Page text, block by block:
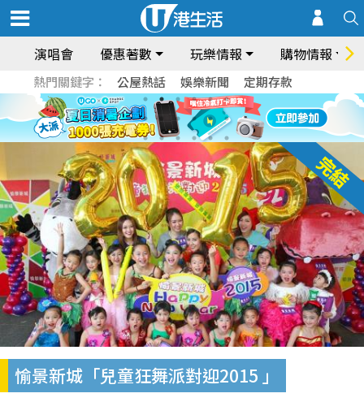
演唱會 優惠著數 玩樂情報 購物情報
熱門關鍵字： 公屋熱話 娛樂新聞 定期存款
愉景新城「兒童狂舞派對迎2015 」